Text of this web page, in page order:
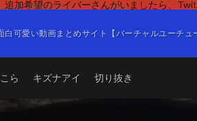
加希望のライバーさんがいましたら、
白可愛い動画まとめサイト【バーチャルユーチュ
ら キズナアイ 切り抜き